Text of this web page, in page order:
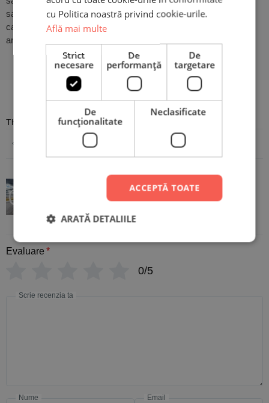
sau să scrii numele ori mesajul dorit, în cazul în care nu dorești
ca design-ul să fie pe
ambele părți ale cănii. Atât de simplu!
Recenzii
There are no reviews yet
Adaugă o recenzie
Cană Personalizată - Bărbații
adevărați conduc Volkswagen
Evaluare *
0/5
Scrie recenzia ta
Nume Email
cu Politica noastră privind cookie-urile.
Află mai multe
Strict
necesare
De
performanță
De
targetare
De
funcţionalitate
Neclasificate
ACCEPTĂ TOATE
ARATĂ DETALIILE